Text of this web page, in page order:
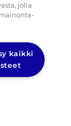
1L
jolla
kaikki